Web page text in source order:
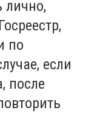
лично,
по
если
после